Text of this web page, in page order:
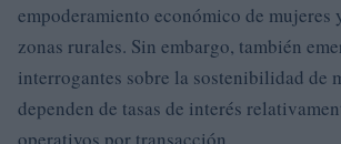
empoderamiento económico de mujeres
zonas rurales. Sin embargo, también
interrogantes sobre la sostenibilidad de
dependen de tasas de interés
operativos por transacción.